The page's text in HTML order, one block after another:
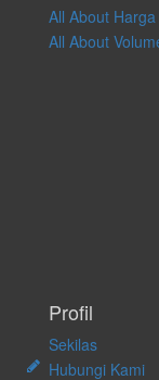
All About Harga
All About
Profil
Sekilas
Hubungi Kami